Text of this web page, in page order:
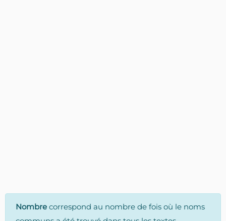
Nombre correspond au nombre de fois où le noms